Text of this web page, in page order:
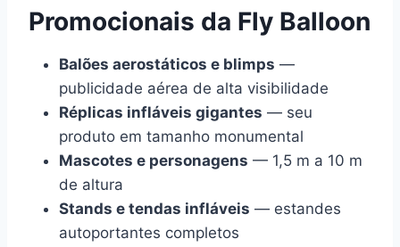
Promocionais da Fly Balloon
Balões aerostáticos e blimps —
publicidade aérea de alta visibilidade
Réplicas infláveis gigantes — seu
produto em tamanho monumental
Mascotes e personagens — 1,5 m a 10 m
de altura
Stands e tendas infláveis — estandes
autoportantes completos